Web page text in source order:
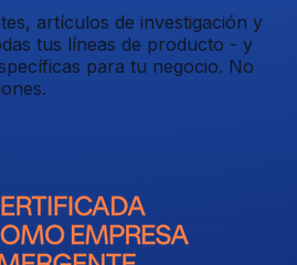
artículos de investigación y
tus líneas de producto - y
para tu negocio. No